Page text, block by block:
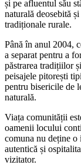
și pe afluentul său
naturală deosebită
tradiționale rurale.
Până în anul 2004,
a separat pentru a
păstrarea tradițiilor
peisajele pitorești
pentru bisericile de
naturală.
Viața comunității
oamenii locului
comuna nu deține o
autentică și
vizitator.